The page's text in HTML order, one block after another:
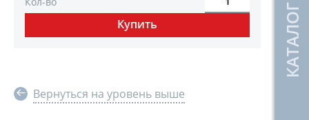
Вернуться на уровень выше